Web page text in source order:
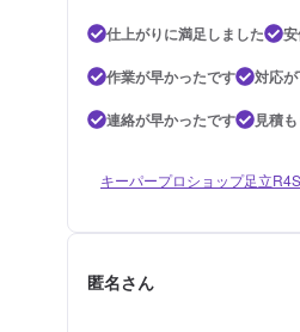
仕上がりに満足しました
作業が早かったです
対応
連絡が早かったです
見積
キーパープロショップ足立
匿名さん